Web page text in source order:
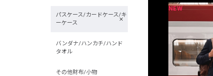
パスケース/カードケース/キ
ーケース
バンダナ/ハンカチ/ハンド
タオル
その他財布/小物
NEW